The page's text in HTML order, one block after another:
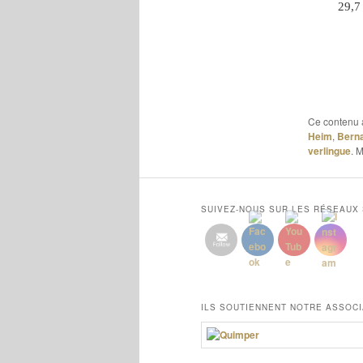
Ce
Heim,
verlingue.
SUIVEZ-NOUS SUR LES RÉSEAUX
ILS SOUTIENNENT NOTRE